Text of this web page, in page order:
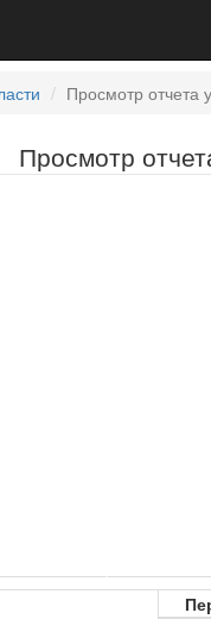
Просмотр отчета
Просмотр